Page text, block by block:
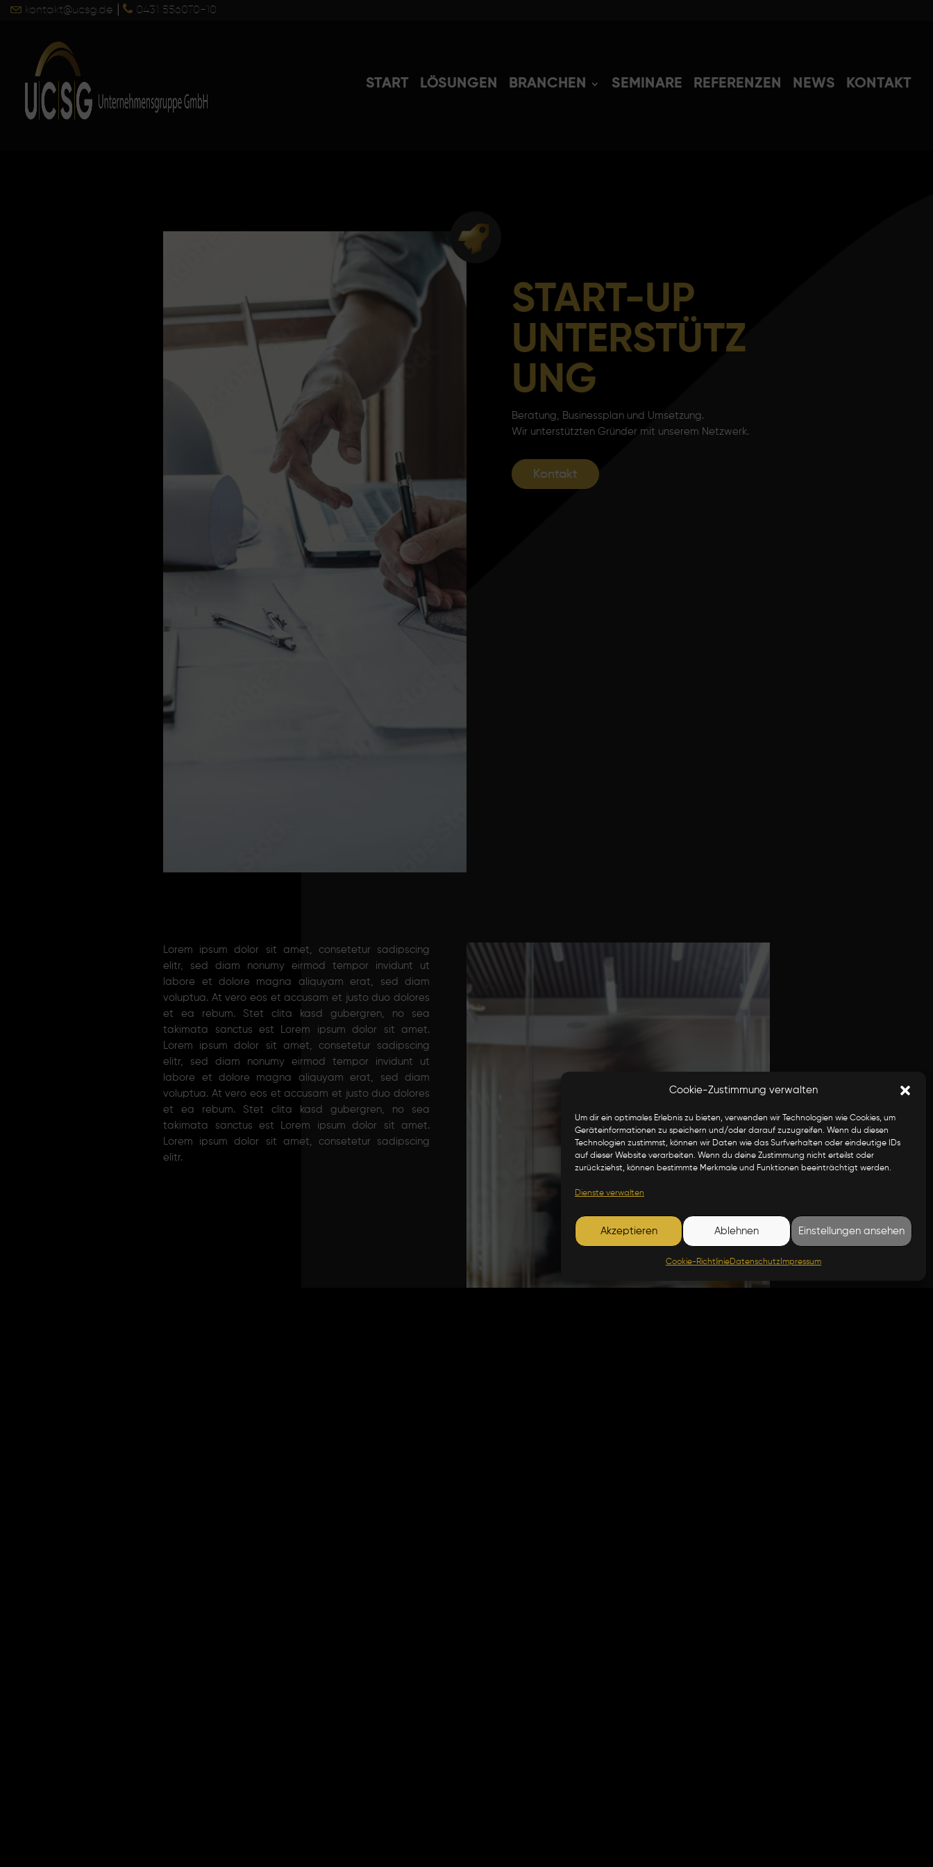
Cookie-Zustimmung verwalten
Um dir ein optimales Erlebnis zu bieten, verwenden wir Technologien wie Cookies, um
Geräteinformationen zu speichern und/oder darauf zuzugreifen. Wenn du diesen
Technologien zustimmst, können wir Daten wie das Surfverhalten oder eindeutige IDs
auf dieser Website verarbeiten. Wenn du deine Zustimmung nicht erteilst oder
zurückziehst, können bestimmte Merkmale und Funktionen beeinträchtigt werden.
Dienste verwalten
Akzeptieren Ablehnen Einstellungen ansehen
Cookie-RichtlinieDatenschutzImpressum
kontakt@ucsg.de 0431 556070-10
START LÖSUNGEN BRANCHEN SEMINARE REFERENZEN NEWS KONTAKT
START-UP
UNTERSTÜTZ
UNG
Beratung, Businessplan und Umsetzung.
Wir unterstützten Gründer mit unserem Netzwerk.
Kontakt
Lorem ipsum dolor sit amet, consetetur sadipscing
elitr, sed diam nonumy eirmod tempor invidunt ut
labore et dolore magna aliquyam erat, sed diam
voluptua. At vero eos et accusam et justo duo dolores
et ea rebum. Stet clita kasd gubergren, no sea
takimata sanctus est Lorem ipsum dolor sit amet.
Lorem ipsum dolor sit amet, consetetur sadipscing
elitr, sed diam nonumy eirmod tempor invidunt ut
labore et dolore magna aliquyam erat, sed diam
voluptua. At vero eos et accusam et justo duo dolores
et ea rebum. Stet clita kasd gubergren, no sea
takimata sanctus est Lorem ipsum dolor sit amet.
Lorem ipsum dolor sit amet, consetetur sadipscing
elitr.